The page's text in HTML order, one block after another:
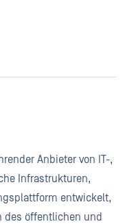
Anbieter von IT-,
Infrastrukturen,
entwickelt,
des öffentlichen und